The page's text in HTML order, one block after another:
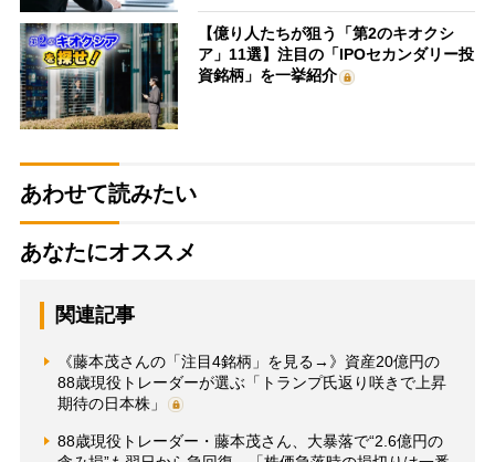
【億り人たちが狙う「第2のキオクシ
ア」11選】注目の「IPOセカンダリー投
資銘柄」を一挙紹介
あわせて読みたい
あなたにオススメ
関連記事
《藤本茂さんの「注目4銘柄」を見る→》資産20億円の
88歳現役トレーダーが選ぶ「トランプ氏返り咲きで上昇
期待の日本株」
88歳現役トレーダー・藤本茂さん、大暴落で“2.6億円の